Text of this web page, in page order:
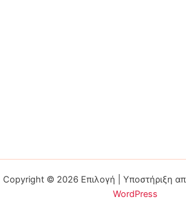
Copyright © 2026 Επιλογή | Υποστήριξη
WordPress